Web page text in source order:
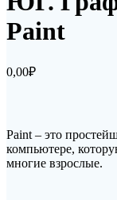
Paint
0,00₽
Paint – это
компьютере,
многие взрослые.